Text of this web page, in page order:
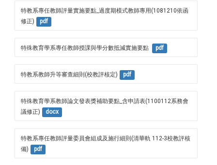
特教系專任教師評量實施要點_過度期模式教師專用(1081210依函
修正)
pdf
特殊教育學系專任教師授課與學分數抵減實施要點 pdf
特教系教師升等審查細則(校教評核定) pdf
特殊教育學系教師論文發表獎補助要點_含申請表(1100112系務會
議修正)
docx
特教系專任教師評量委員會組成及施行細則(清華軌 112-3校教評核
備)
pdf